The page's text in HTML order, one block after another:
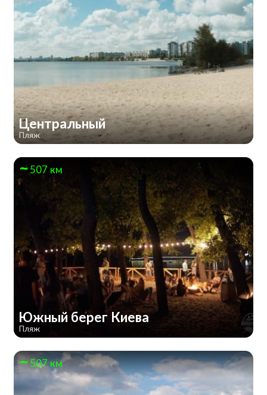
Центральный
Пляж
507 км
Южный берег Киева
Пляж
507 км